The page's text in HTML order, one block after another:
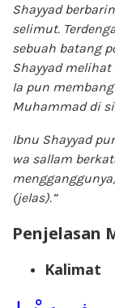
Shayyad
selimut.
sebuah batang
Shayyad
Ia pun
Muhammad di
Ibnu Shayyad
wa sallam
(jelas).”
Penjelasan
Kalimat